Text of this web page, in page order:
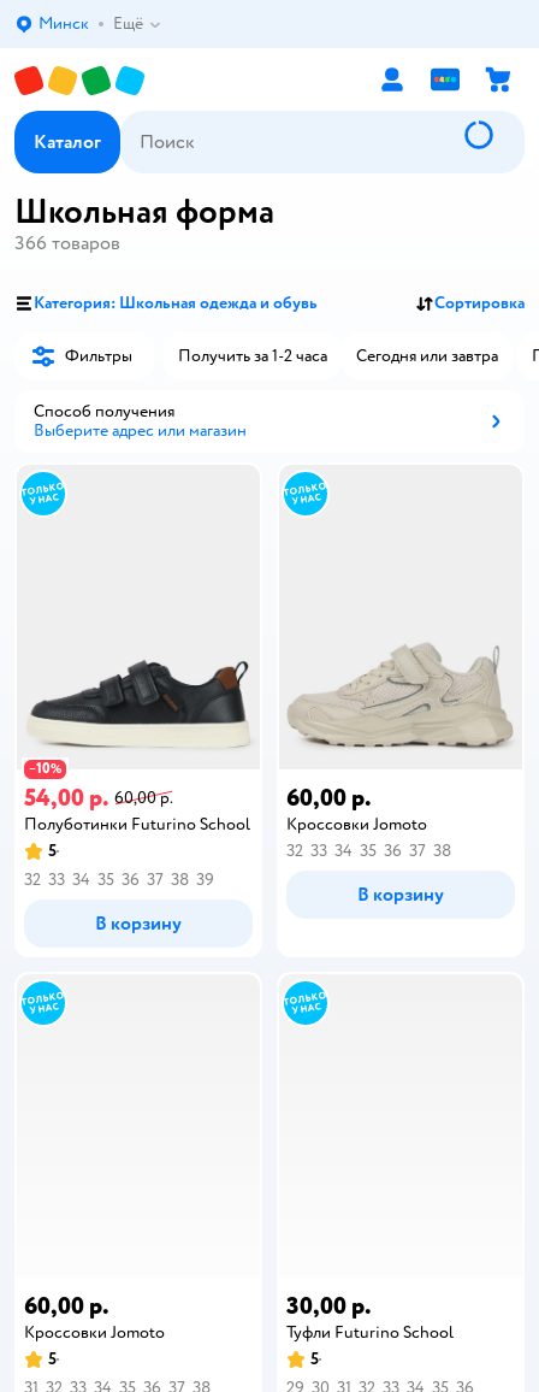
Выбор адреса доставки.
Минск Ещё
Каталог
Школьная форма
366 товаров
Категория: Школьная одежда и обувь Сортировка
Фильтры Получить за 1-2 часа Сегодня или завтра
Способ получения
Выберите адрес или магазин
−10%
54,00 р. 60,00 р.
Полуботинки Futurino School
5
32 33 34 35 36 37 38 39
В корзину
60,00 р.
Кроссовки Jomoto
32 33 34 35 36 37 38
В корзину
60,00 р.
Кроссовки Jomoto
5
31 32 33 34 35 36 37 38
30,00 р.
Туфли Futurino School
5
29 30 31 32 33 34 35 36